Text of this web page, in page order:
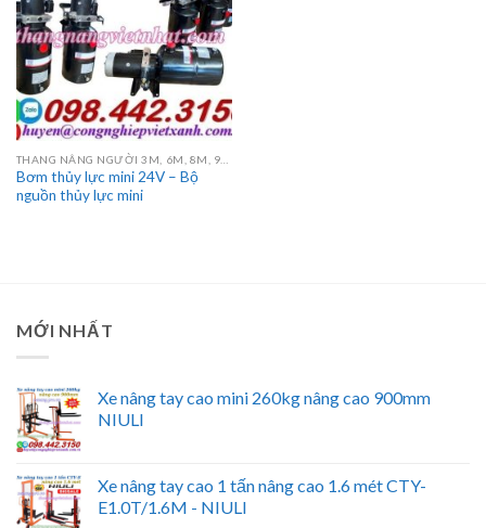
Bơm thủy lực mini 24V – Bộ
nguồn thủy lực mini
MỚI NHẤT
Xe nâng tay cao mini 260kg nâng cao 900mm
NIULI
Xe nâng tay cao 1 tấn nâng cao 1.6 mét CTY-
E1.0T/1.6M - NIULI